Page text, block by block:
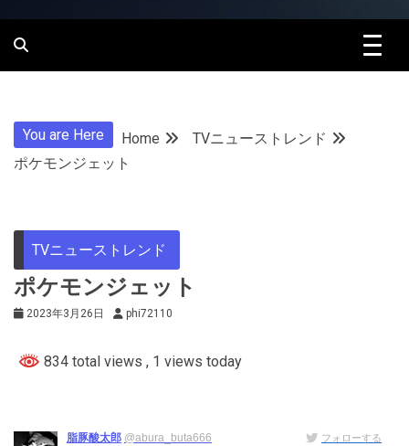
You are Here Home
TVニューストレンド
ポケモンジェット
TVニューストレンド
ポケモンジェット
2023年3月26日 phi72110
834 total views , 1 views today
脂豚酸太郎 @abura_buta666 フォローする